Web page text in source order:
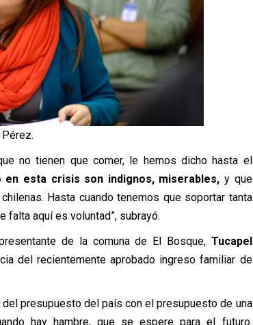
Pérez.
no tienen que comer, le hemos dicho hasta el
en esta crisis son indignos, miserables, y que
Hasta cuando tenemos que soportar tanta
falta aquí es voluntad”, subrayó.
de la comuna de El Bosque, Tucapel
del recientemente aprobado ingreso familiar de
presupuesto del país con el presupuesto de una
hay hambre, que se espere para el futuro.